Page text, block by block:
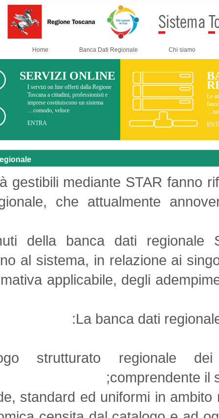
Home Banca Dati Regionale
SERVIZI ONLINE
I servizi on line offerti dalla Regione
Toscana a cittadini, professionisti e
imprese costituiscono un sistema
Banca Dati Regionale
Le attività gestibili mediante
Dati Regionale, che
I contenuti della banca dati
aderiscono al sistema, in
della normativa applicabile, degli
La banca
catalogo strutturato
schede, standard ed uniformi